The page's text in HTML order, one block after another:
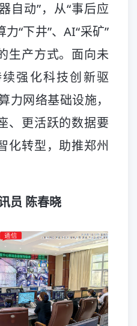
自动”，从“事后应
力“下井”、AI“采矿”
生产方式。面向未
强化科技创新驱
力网络基础设施，
、更活跃的数据要
化转型，助推郑州
员 陈春晓